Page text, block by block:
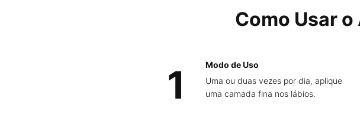
Como Usar
1
Modo de Uso
Uma ou duas vezes por dia, aplique
uma camada fina nos lábios.